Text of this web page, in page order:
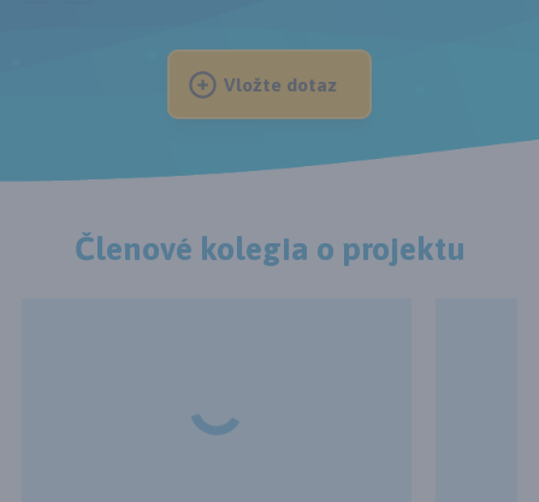
Vložte dotaz
Členové kolegia o projektu